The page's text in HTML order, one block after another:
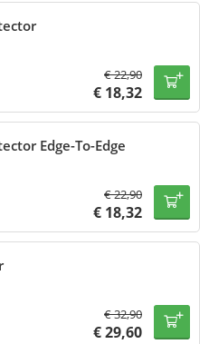
€22,90
€ 18,32
Edge-To-Edge
€22,90
€ 18,32
€32,90
€29,60